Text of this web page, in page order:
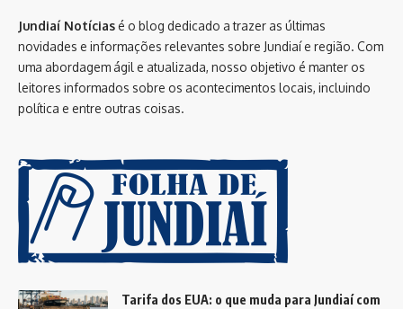
Jundiaí Notícias é o blog dedicado a trazer as últimas
novidades e informações relevantes sobre Jundiaí e região. Com
uma abordagem ágil e atualizada, nosso objetivo é manter os
leitores informados sobre os acontecimentos locais, incluindo
política e entre outras coisas.
Tarifa dos EUA: o que muda para Jundiaí com